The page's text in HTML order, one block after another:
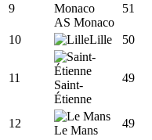
9
AS Monaco
51
10 Lille 50
11
Saint-
Étienne
49
12
Le Mans
49